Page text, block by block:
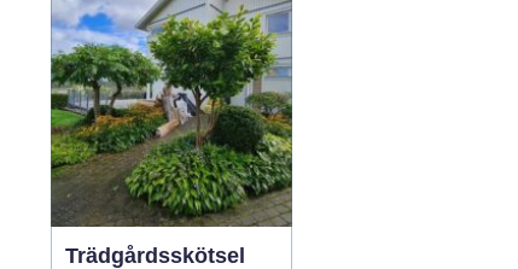
måste bli rätt från
början. När tidsbrist,
regelverk och osäkerhet
...
Trädgårdsskötsel